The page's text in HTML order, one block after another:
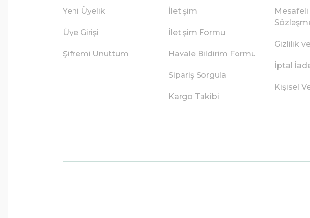
Yeni Üyelik
Üye Girişi
Şifremi Unuttum
İletişim
İletişim Formu
Havale Bildirim Formu
Sipariş Sorgula
Kargo Takibi
Mesafeli
Gizlilik
İptal
Kişisel